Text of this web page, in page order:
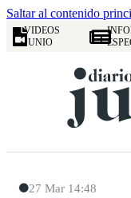
Saltar al contenido
VIDEOS
JUNIO
27 Mar 14:48